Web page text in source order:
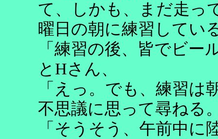
て、しかも、まだ走っ
曜日の朝に練習してい
「練習の後、皆でビー
と Hさん、
「えっ。でも、練習は
不思議に思って尋ねる
「そうそう、午前中に